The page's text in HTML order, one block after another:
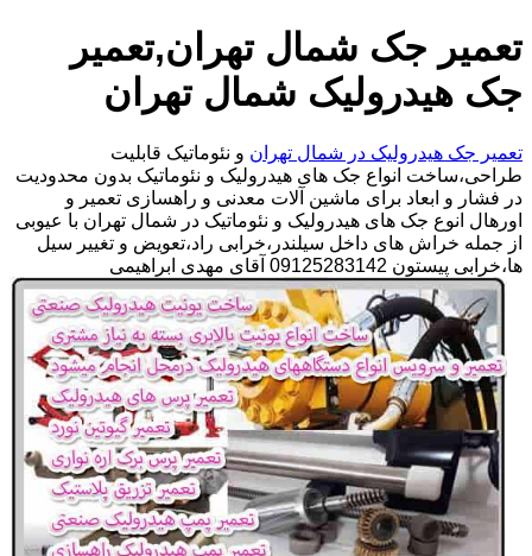
تعمیر جک شمال تهران,تعمیر
جک هیدرولیک شمال تهران
تعمیر جک هیدرولیک در شمال تهران و نئوماتیک قابلیت
طراحی،ساخت انواع جک های هیدرولیک و نئوماتیک بدون محدودیت
در فشار و ابعاد برای ماشین آلات معدنی و راهسازی تعمیر و
اورهال انوع جک های هیدرولیک و نئوماتیک در شمال تهران با عیوبی
از جمله خراش های داخل سیلندر،خرابی راد،تعویض و تغییر سیل
ها،خرابی پیستون 09125283142 آقای مهدی ابراهیمی